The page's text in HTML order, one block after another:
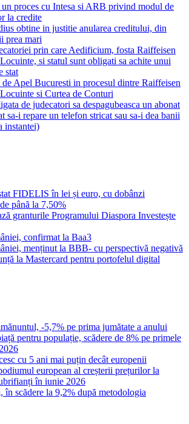
proces cu Intesa si ARB privind modul de
la credite
obtine in justitie anularea creditului, din
prea mari
prin care Aedificium, fosta Raiffeisen
si statul sunt obligati sa achite unui
stat
Apel Bucuresti in procesul dintre Raiffeisen
si Curtea de Conturi
de judecatori sa despagubeasca un abonat
sa-i repare un telefon stricat sau sa-i dea banii
instantei)
FIDELIS în lei și euro, cu dobânzi
pânã la 7,50%
granturile Programului Diaspora Investește
confirmat la Baa3
menținut la BBB- cu perspectivă negativă
la Mastercard pentru portofelul digital
-5,7% pe prima jumătate a anului
pentru populație, scădere de 8% pe primele
cu 5 ani mai puțin decât europenii
european al creșterii prețurilor la
în iunie 2026
în scădere la 9,2% după metodologia